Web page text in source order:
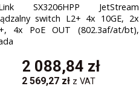
SX3206HPP JetStream
switch L2+ 4x 10GE, 2x
4x PoE OUT (802.3af/at/bt),
2 088,84 zł
2 569,27 zł z VAT